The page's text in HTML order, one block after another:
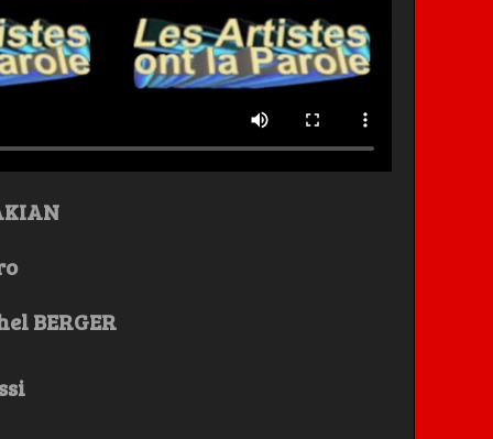
BERGER